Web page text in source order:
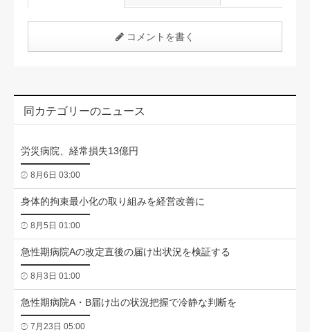
コメントを書く
同カテゴリーのニュース
労災病院、経常損失13億円
8月6日 03:00
身体的拘束最小化の取り組みを経営改善に
8月5日 01:00
急性期病院Aの改定直後の届け出状況を検証する
8月3日 01:00
急性期病院A・B届け出の状況把握で冷静な判断を
7月23日 05:00